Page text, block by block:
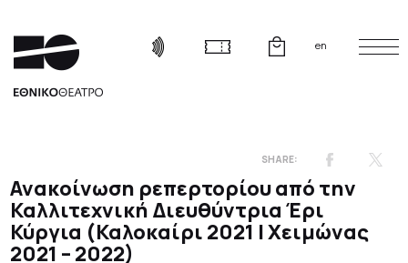
en
Ανακοίνωση ρεπερτορίου από την
Καλλιτεχνική Διευθύντρια Έρι
Κύργια (Καλοκαίρι 2021 | Χειμώνας
2021 – 2022)